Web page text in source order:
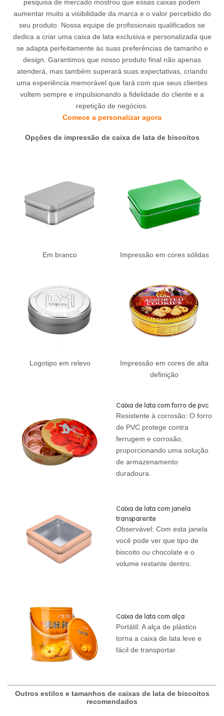
pesquisa de mercado mostrou que essas caixas podem
aumentar muito a visibilidade da marca e o valor percebido do
seu produto. Nossa equipe de profissionais qualificados se
dedica a criar uma caixa de lata exclusiva e personalizada que
se adapta perfeitamente às suas preferências de tamanho e
design. Garantimos que nosso produto final não apenas
atenderá, mas também superará suas expectativas, criando
uma experiência memorável que fará com que seus clientes
voltem sempre e impulsionando a fidelidade do cliente e a
repetição de negócios.
Comece a personalizar agora
Opções de impressão de caixa de lata de biscoitos
Em branco Impressão em cores sólidas
Logotipo em relevo
Impressão em cores de alta
definição
Caixa de lata com forro de pvc
Resistente à corrosão: O forro
de PVC protege contra
ferrugem e corrosão,
proporcionando uma solução
de armazenamento
duradoura.
Caixa de lata com janela
transparente
Observável: Com esta janela
você pode ver que tipo de
biscoito ou chocolate e o
volume restante dentro.
Caixa de lata com alça
Portátil: A alça de plástico
torna a caixa de lata leve e
fácil de transportar.
Outros estilos e tamanhos de caixas de lata de biscoitos
recomendados